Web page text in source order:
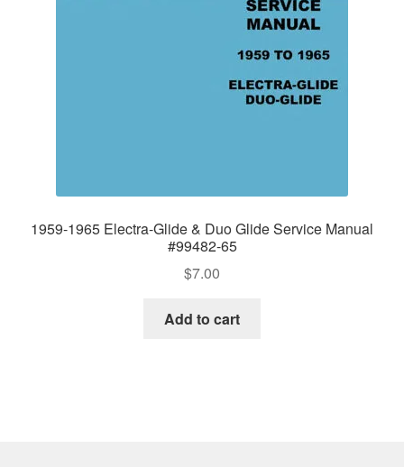
1959-1965 Electra-Glide & Duo Glide Service Manual
#99482-65
$7.00
Add to cart